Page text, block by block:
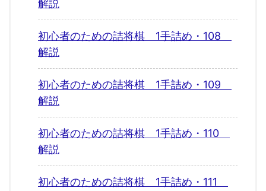
解説
初心者のための詰将棋 1手詰め・108
解説
初心者のための詰将棋 1手詰め・109
解説
初心者のための詰将棋 1手詰め・110
解説
初心者のための詰将棋 1手詰め・111